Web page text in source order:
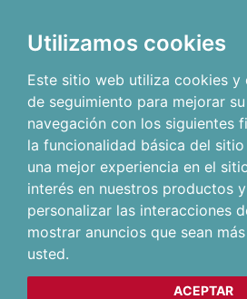
Utilizamos cookies
Este sitio web utiliza cookies y
de seguimiento para mejorar
navegación con los siguientes
la funcionalidad básica del
una mejor experiencia en el
interés en nuestros productos
personalizar las interacciones
mostrar anuncios que sean
usted.
ACEPTAR